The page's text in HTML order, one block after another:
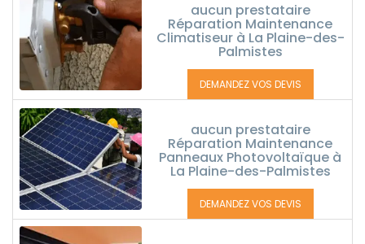
aucun prestataire
Réparation Maintenance
Climatiseur à La Plaine-des-
Palmistes
DEMANDEZ VOS DEVIS
aucun prestataire
Réparation Maintenance
Panneaux Photovoltaïque à
La Plaine-des-Palmistes
DEMANDEZ VOS DEVIS